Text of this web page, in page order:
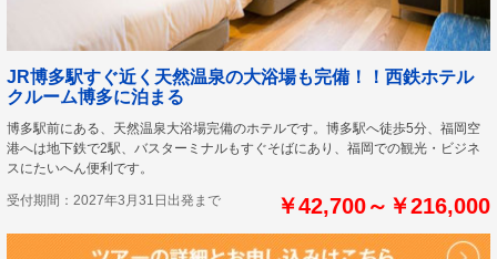
JR博多駅すぐ近く天然温泉の大浴場も完備！！西鉄ホテル
クルーム博多に泊まる
博多駅前にある、天然温泉大浴場完備のホテルです。博多駅へ徒歩5分、福岡空
港へは地下鉄で2駅、バスターミナルもすぐそばにあり、福岡での観光・ビジネ
スにたいへん便利です。
受付期間：2027年3月31日出発まで ￥42,700～￥216,000